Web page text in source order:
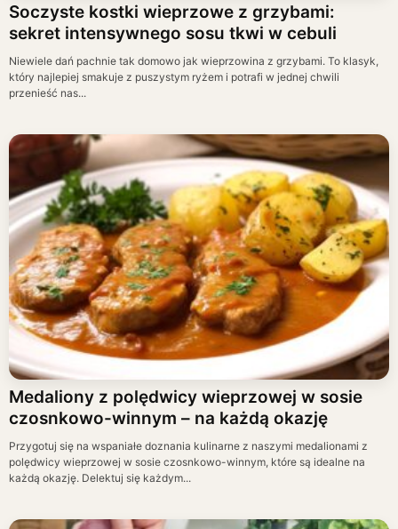
Soczyste kostki wieprzowe z grzybami:
sekret intensywnego sosu tkwi w cebuli
Niewiele dań pachnie tak domowo jak wieprzowina z grzybami. To klasyk,
który najlepiej smakuje z puszystym ryżem i potrafi w jednej chwili
przenieść nas...
Medaliony z polędwicy wieprzowej w sosie
czosnkowo-winnym – na każdą okazję
Przygotuj się na wspaniałe doznania kulinarne z naszymi medalionami z
polędwicy wieprzowej w sosie czosnkowo-winnym, które są idealne na
każdą okazję. Delektuj się każdym...